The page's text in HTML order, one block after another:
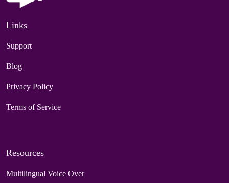
Links
Support
Blog
Privacy Policy
Terms of Service
Resources
Multilingual Voice Over